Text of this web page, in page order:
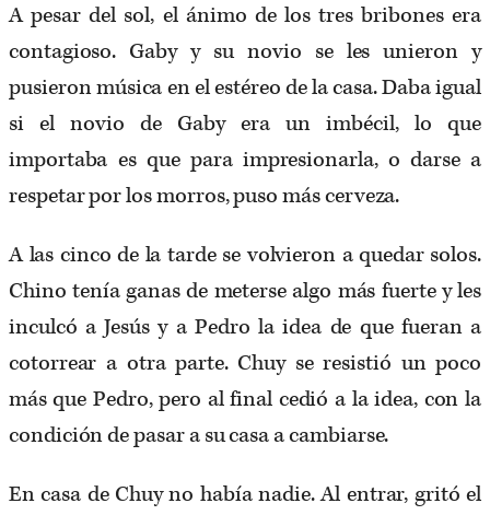
A pesar del sol, el ánimo de los tres bribones era
contagioso. Gaby y su novio se les unieron y
pusieron música en el estéreo de la casa. Daba igual
si el novio de Gaby era un imbécil, lo que
importaba es que para impresionarla, o darse a
respetar por los morros, puso más cerveza.
A las cinco de la tarde se volvieron a quedar solos.
Chino tenía ganas de meterse algo más fuerte y les
inculcó a Jesús y a Pedro la idea de que fueran a
cotorrear a otra parte. Chuy se resistió un poco
más que Pedro, pero al final cedió a la idea, con la
condición de pasar a su casa a cambiarse.
En casa de Chuy no había nadie. Al entrar, gritó el